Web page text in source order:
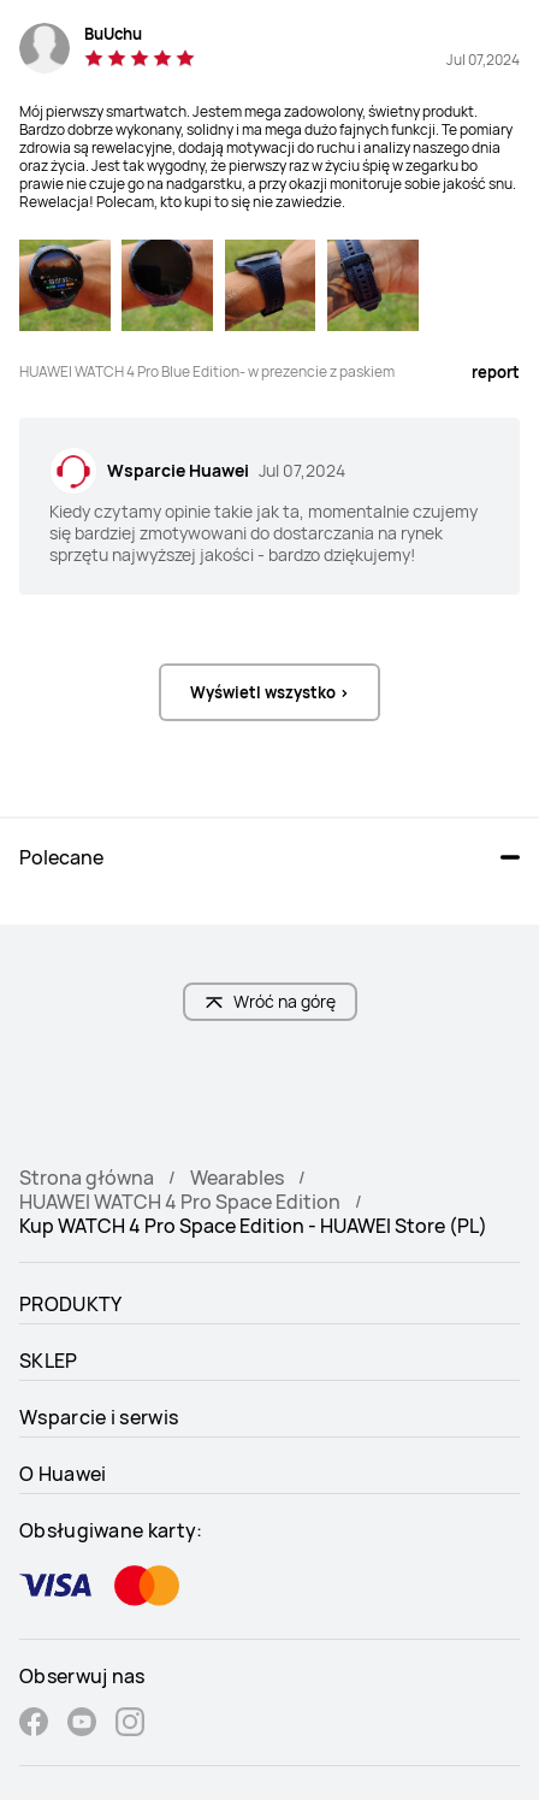
BuUchu
Jul 07,2024
Mój pierwszy smartwatch. Jestem mega zadowolony, świetny produkt.
Bardzo dobrze wykonany, solidny i ma mega dużo fajnych funkcji. Te pomiary
zdrowia są rewelacyjne, dodają motywacji do ruchu i analizy naszego dnia
oraz życia. Jest tak wygodny, że pierwszy raz w życiu śpię w zegarku bo
prawie nie czuje go na nadgarstku, a przy okazji monitoruje sobie jakość snu.
Rewelacja! Polecam, kto kupi to się nie zawiedzie.
HUAWEI WATCH 4 Pro Blue Edition- w prezencie z paskiem report
Wsparcie Huawei Jul 07,2024
Kiedy czytamy opinie takie jak ta, momentalnie czujemy
się bardziej zmotywowani do dostarczania na rynek
sprzętu najwyższej jakości - bardzo dziękujemy!
Wyświetl wszystko >
Polecane
Wróć na górę
Strona główna
Wearables
HUAWEI WATCH 4 Pro Space Edition
Kup WATCH 4 Pro Space Edition - HUAWEI Store (PL)
PRODUKTY
SKLEP
Wsparcie i serwis
O Huawei
Obsługiwane karty:
Obserwuj nas